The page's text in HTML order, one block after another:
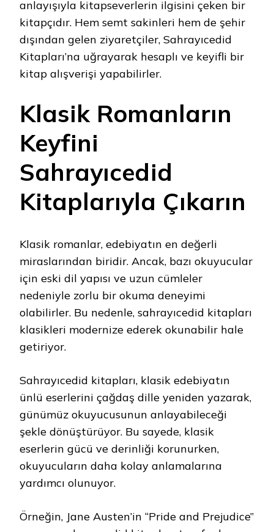
anlayışıyla kitapseverlerin ilgisini çeken bir
kitapçıdır. Hem semt sakinleri hem de şehir
dışından gelen ziyaretçiler, Sahrayıcedid
Kitapları’na uğrayarak hesaplı ve keyifli bir
kitap alışverişi yapabilirler.
Klasik Romanların
Keyfini
Sahrayıcedid
Kitaplarıyla Çıkarın
Klasik romanlar, edebiyatın en değerli
miraslarından biridir. Ancak, bazı okuyucular
için eski dil yapısı ve uzun cümleler
nedeniyle zorlu bir okuma deneyimi
olabilirler. Bu nedenle, sahrayıcedid kitapları
klasikleri modernize ederek okunabilir hale
getiriyor.
Sahrayıcedid kitapları, klasik edebiyatın
ünlü eserlerini çağdaş dille yeniden yazarak,
günümüz okuyucusunun anlayabileceği
şekle dönüştürüyor. Bu sayede, klasik
eserlerin gücü ve derinliği korunurken,
okuyucuların daha kolay anlamalarına
yardımcı olunuyor.
Örneğin, Jane Austen’in “Pride and Prejudice”